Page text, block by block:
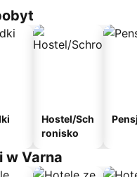
Hostel/Sch
ronisko
w Varna